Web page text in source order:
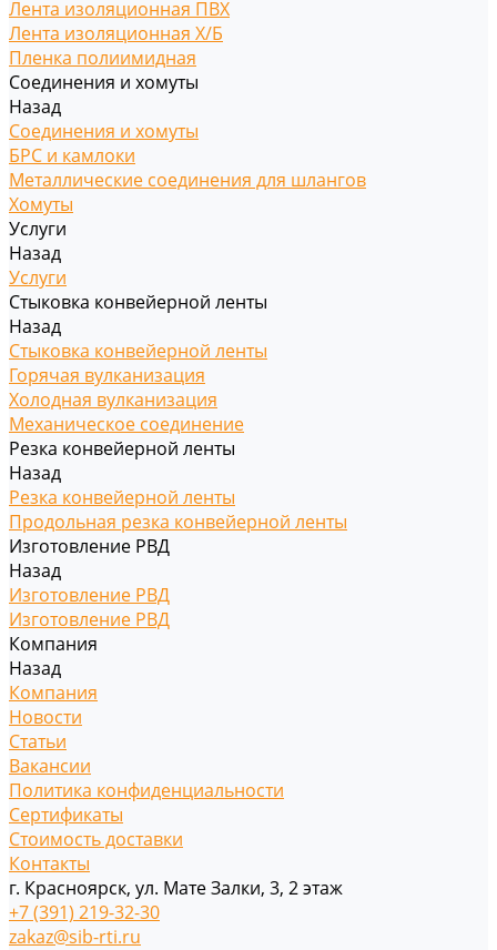
Лента изоляционная ПВХ
Лента изоляционная Х/Б
Пленка полиимидная
Соединения и хомуты
Назад
Соединения и хомуты
БРС и камлоки
Металлические соединения для шлангов
Хомуты
Услуги
Назад
Услуги
Стыковка конвейерной ленты
Назад
Стыковка конвейерной ленты
Горячая вулканизация
Холодная вулканизация
Механическое соединение
Резка конвейерной ленты
Назад
Резка конвейерной ленты
Продольная резка конвейерной ленты
Изготовление РВД
Назад
Изготовление РВД
Изготовление РВД
Компания
Назад
Компания
Новости
Статьи
Вакансии
Политика конфиденциальности
Сертификаты
Стоимость доставки
Контакты
г. Красноярск, ул. Мате Залки, 3, 2 этаж
+7 (391) 219-32-30
zakaz@sib-rti.ru